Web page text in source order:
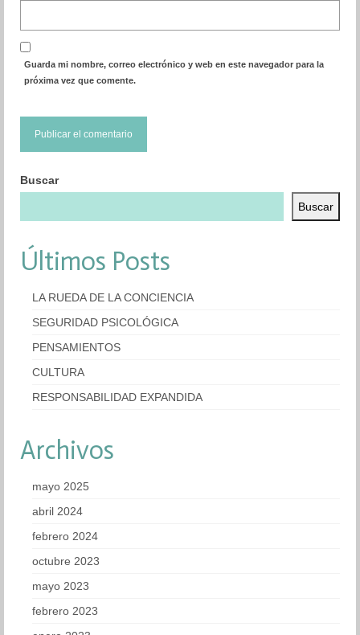
Guarda mi nombre, correo electrónico y web en este navegador para la
próxima vez que comente.
Buscar
Buscar
Últimos Posts
LA RUEDA DE LA CONCIENCIA
SEGURIDAD PSICOLÓGICA
PENSAMIENTOS
CULTURA
RESPONSABILIDAD EXPANDIDA
Archivos
mayo 2025
abril 2024
febrero 2024
octubre 2023
mayo 2023
febrero 2023